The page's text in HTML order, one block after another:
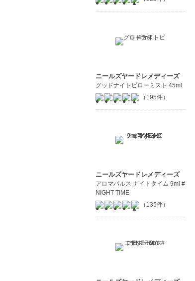
ニールズヤードレメディーズ
グッドナイトピローミスト 45ml
（195件）
ニールズヤードレメディーズ
アロマパルス ナイトタイム 9ml #
NIGHT TIME
（135件）